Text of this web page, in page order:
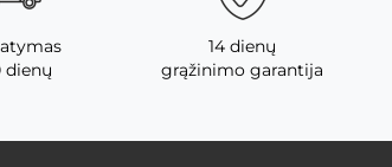
dienų
14 dienų
grąžinimo garantija